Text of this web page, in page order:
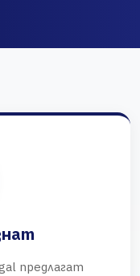
предлагат